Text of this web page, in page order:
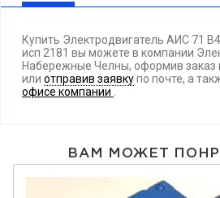
Купить Электродвигатель АИС 71
исп 2181 вы можете в компании
Набережные Челны, оформив заказ
или отправив заявкупо почте, а
офисе компании
ВАМ МОЖЕТ